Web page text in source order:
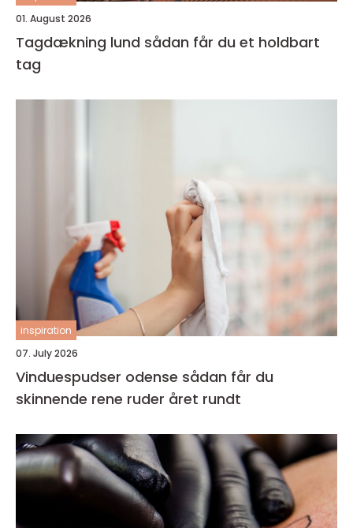
01. August 2026
Tagdækning lund sådan får du et holdbart
tag
inspiration
07. July 2026
Vinduespudser odense sådan får du
skinnende rene ruder året rundt